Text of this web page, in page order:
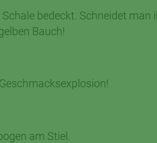
bedeckt. Schneidet
Bauch!
am Stiel.